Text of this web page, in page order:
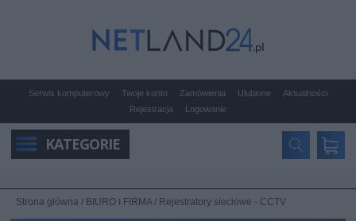
Serwis komputerowy Twoje konto Zamówienia Ulubione
Aktualności
Rejestracja
Logowanie
KATEGORIE
Strona główna / BIURO I FIRMA/ Rejestratory sieciowe - CCTV